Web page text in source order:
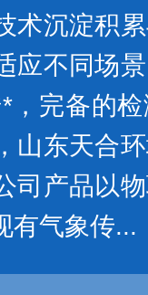
术沉淀积
应不同场
，完备的
山东天合
司产品以
有气象传...